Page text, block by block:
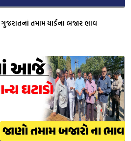
તમામ યાર્ડના બજાર ભાવ